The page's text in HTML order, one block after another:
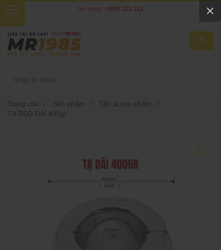
Trang chủ / Sản phẩm / Tất cả sản phẩm
/
TẠ ĐEO DÁI 400gr
Gọi ngay : 0858 221 222
0